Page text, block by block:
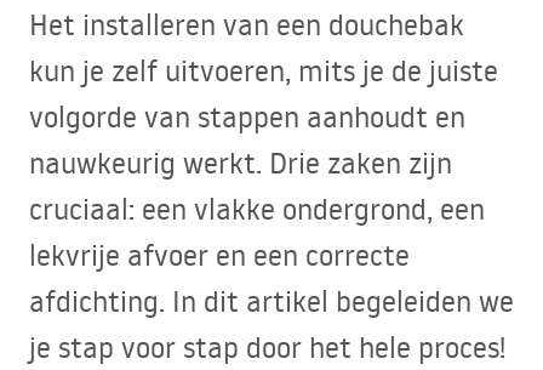
Het installeren van een douchebak
kun je zelf uitvoeren, mits je de juiste
volgorde van stappen aanhoudt en
nauwkeurig werkt. Drie zaken zijn
cruciaal: een vlakke ondergrond, een
lekvrije afvoer en een correcte
afdichting. In dit artikel begeleiden we
je stap voor stap door het hele proces!